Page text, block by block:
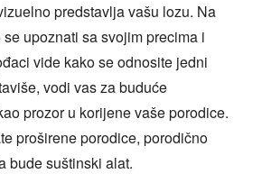
predstavlja vašu lozu. Na
upoznati sa svojim precima i
vide kako se odnosite jedni
vodi vas za buduće
prozor u korijene vaše porodice.
proširene porodice, porodično
bude suštinski alat.